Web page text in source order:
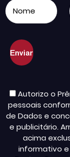
Autorizo o
pessoais
de Dados e
e publicitário.
acima
informativo e